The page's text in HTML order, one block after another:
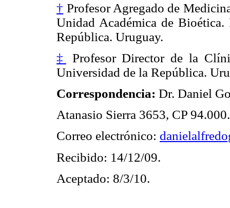
† Profesor Agregado de
Unidad Académica de
República. Uruguay.
‡
Profesor Director de la
Universidad de la República.
Correspondencia: Dr. Daniel
Atanasio Sierra 3653, CP
Correo electrónico:
Recibido: 14/12/09.
Aceptado: 8/3/10.